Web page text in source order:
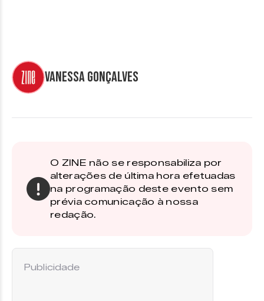
Vanessa Gonçalves
O ZINE não se responsabiliza por
alterações de última hora efetuadas
na programação deste evento sem
prévia comunicação à nossa
redação.
Publicidade